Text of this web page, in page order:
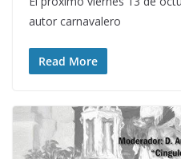
autor carnavalero
Read More